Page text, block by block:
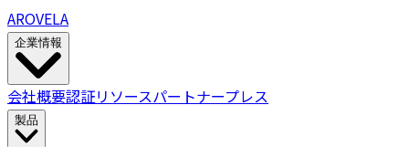
AROVELA
企業情報
会社概要認証リソースパートナープレス
製品